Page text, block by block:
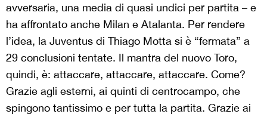
avversaria, una media di quasi undici per partita – e
ha affrontato anche Milan e Atalanta. Per rendere
l’idea, la Juventus di Thiago Motta si è “fermata” a
29 conclusioni tentate. Il mantra del nuovo Toro,
quindi, è: attaccare, attaccare, attaccare. Come?
Grazie agli esterni, ai quinti di centrocampo, che
spingono tantissimo e per tutta la partita. Grazie ai